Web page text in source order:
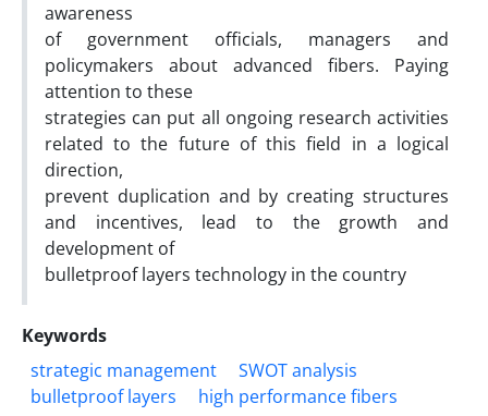
awareness
of government officials, managers and
policymakers about advanced fibers. Paying
attention to these
strategies can put all ongoing research activities
related to the future of this field in a logical
direction,
prevent duplication and by creating structures
and incentives, lead to the growth and
development of
bulletproof layers technology in the country
Keywords
strategic management
SWOT analysis
bulletproof layers
high performance fibers